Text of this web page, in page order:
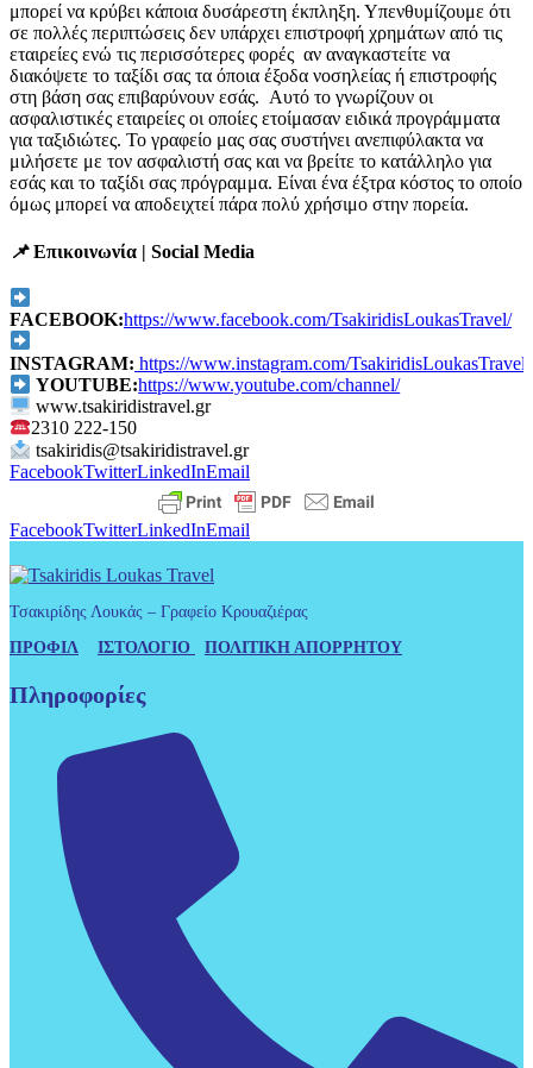
μπορεί να κρύβει κάποια δυσάρεστη έκπληξη. Υπενθυμίζουμε ότι
σε πολλές περιπτώσεις δεν υπάρχει επιστροφή χρημάτων από τις
εταιρείες ενώ τις περισσότερες φορές αν αναγκαστείτε να
διακόψετε το ταξίδι σας τα όποια έξοδα νοσηλείας ή επιστροφής
στη βάση σας επιβαρύνουν εσάς. Αυτό το γνωρίζουν οι
ασφαλιστικές εταιρείες οι οποίες ετοίμασαν ειδικά προγράμματα
για ταξιδιώτες. Το γραφείο μας σας συστήνει ανεπιφύλακτα να
μιλήσετε με τον ασφαλιστή σας και να βρείτε το κατάλληλο για
εσάς και το ταξίδι σας πρόγραμμα. Είναι ένα έξτρα κόστος το οποίο
όμως μπορεί να αποδειχτεί πάρα πολύ χρήσιμο στην πορεία.
📌Επικοινωνία | Social Media
FACEBOOK:https://www.facebook.com/TsakiridisLoukasTravel/
INSTAGRAM: https://www.instagram.com/TsakiridisLoukasTravel/
YOUTUBE:https://www.youtube.com/channel/
www.tsakiridistravel.gr
2310 222-150
tsakiridis@tsakiridistravel.gr
FacebookTwitterLinkedInEmail
FacebookTwitterLinkedInEmail
Τσακιρίδης Λουκάς – Γραφείο Κρουαζιέρας
ΠΡΟΦΙΛ
ΙΣΤΟΛΟΓΙΟ ΠΟΛΙΤΙΚΗ ΑΠΟΡΡΗΤΟΥ
Πληροφορίες